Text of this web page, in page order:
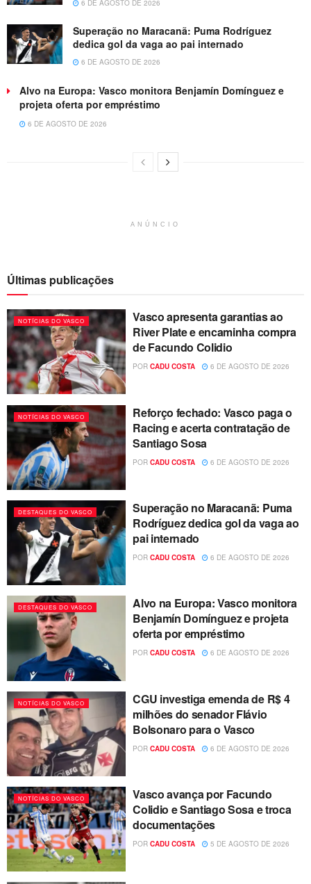
6 DE AGOSTO DE 2026
Superação no Maracanã: Puma Rodríguez
dedica gol da vaga ao pai internado
6 DE AGOSTO DE 2026
Alvo na Europa: Vasco monitora Benjamín Domínguez e
projeta oferta por empréstimo
6 DE AGOSTO DE 2026
ANÚNCIO
Últimas publicações
NOTÍCIAS DO VASCO
Vasco apresenta garantias ao
River Plate e encaminha compra
de Facundo Colidio
POR CADU COSTA 6 DE AGOSTO DE 2026
NOTÍCIAS DO VASCO
Reforço fechado: Vasco paga o
Racing e acerta contratação de
Santiago Sosa
POR CADU COSTA 6 DE AGOSTO DE 2026
DESTAQUES DO VASCO
Superação no Maracanã: Puma
Rodríguez dedica gol da vaga ao
pai internado
POR CADU COSTA 6 DE AGOSTO DE 2026
DESTAQUES DO VASCO
Alvo na Europa: Vasco monitora
Benjamín Domínguez e projeta
oferta por empréstimo
POR CADU COSTA 6 DE AGOSTO DE 2026
NOTÍCIAS DO VASCO
CGU investiga emenda de R$ 4
milhões do senador Flávio
Bolsonaro para o Vasco
POR CADU COSTA 6 DE AGOSTO DE 2026
NOTÍCIAS DO VASCO
Vasco avança por Facundo
Colidio e Santiago Sosa e troca
documentações
POR CADU COSTA 5 DE AGOSTO DE 2026